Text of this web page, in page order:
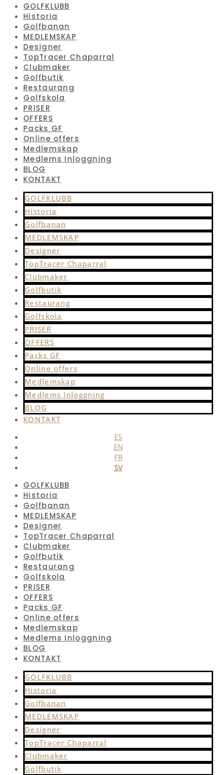
GOLFKLUBB
Historia
Golfbanan
MEDLEMSKAP
Designer
TopTracer Chaparral
Clubmaker
Golfbutik
Restaurang
Golfskola
PRISER
OFFERS
Packs GF
Online offers
Medlemskap
Medlems Inloggning
BLOG
KONTAKT
GOLFKLUBB
Historia
Golfbanan
MEDLEMSKAP
Designer
TopTracer Chaparral
Clubmaker
Golfbutik
Restaurang
Golfskola
PRISER
OFFERS
Packs GF
Online offers
Medlemskap
Medlems Inloggning
BLOG
KONTAKT
ES
EN
FR
SV
GOLFKLUBB
Historia
Golfbanan
MEDLEMSKAP
Designer
TopTracer Chaparral
Clubmaker
Golfbutik
Restaurang
Golfskola
PRISER
OFFERS
Packs GF
Online offers
Medlemskap
Medlems Inloggning
BLOG
KONTAKT
GOLFKLUBB
Historia
Golfbanan
MEDLEMSKAP
Designer
TopTracer Chaparral
Clubmaker
Golfbutik